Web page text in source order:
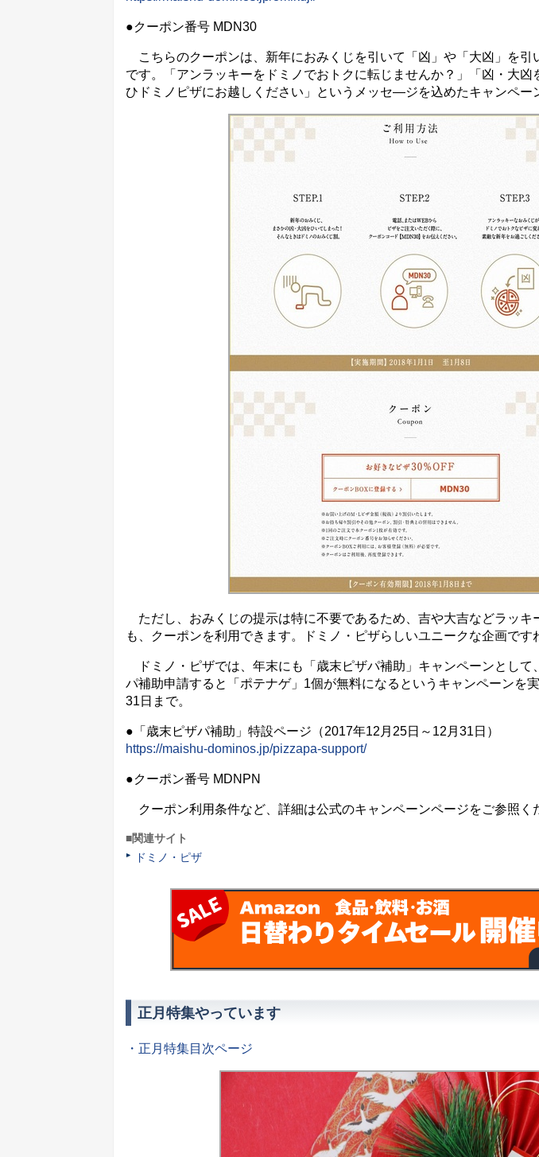
●クーポン番号 MDN30
こちらのクーポンは、新年におみくじを引いて「凶」や「大凶」を引
です。「アンラッキーをドミノでおトクに転じませんか？」「凶・大凶
ひドミノピザにお越しください」というメッセ―ジを込めたキャンペー
ただし、おみくじの提示は特に不要であるため、吉や大吉などラッキ
も、クーポンを利用できます。ドミノ・ピザらしいユニークな企画です
ドミノ・ピザでは、年末にも「歳末ピザパ補助」キャンペーンとして
パ補助申請すると「ポテナゲ」1個が無料になるというキャンペーンを
31日まで。
●「歳末ピザパ補助」特設ページ（2017年12月25日～12月31日）
https://maishu-dominos.jp/pizzapa-support/
●クーポン番号 MDNPN
クーポン利用条件など、詳細は公式のキャンペーンページをご参照く
■関連サイト
ドミノ・ピザ
正月特集やっています
・正月特集目次ページ